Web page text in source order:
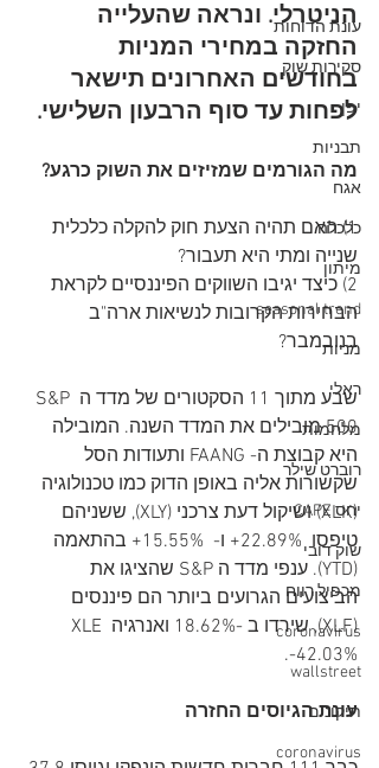
עונת הדוחות
סקירות שוק
יפן
תבניות
אגח
כלכלה
מיתון
seasonal trend
מניות
ראלי
מלחמות
רוברט שילר
יחס CAPE
שוק דובי
מכפיל רווח
coronavirus
wallstreet
תיקונים
coronavirus
הניטרלי. ונראה שהעלייה
החזקה במחירי המניות
בחודשים האחרונים תישאר
לפחות עד סוף הרבעון השלישי.
מה הגורמים שמזיזים את השוק כרגע?
1) האם תהיה הצעת חוק להקלה כלכלית
שנייה ומתי היא תעבור?
2) כיצד יגיבו השווקים הפיננסיים לקראת
הבחירות הקרובות לנשיאות ארה"ב
בנובמבר?
שבע מתוך 11 הסקטורים של מדד ה S&P
500 מובילים את המדד השנה. המובילה
היא קבוצת ה- FAANG ותעודות הסל
שקשורות אליה באופן הדוק כמו טכנולוגיה
(XLK) ושיקול דעת צרכני (XLY), ששניהם
טיפסו  22.89%+ ו-  15.55%+ בהתאמה
(YTD). ענפי מדד ה S&P שהציגו את
הביצועים הגרועים ביותר הם פיננסים
(XLF), שירדו ב -18.62% ואנרגיה XLE
-42.03%.
עונת הגיוסים החזרה